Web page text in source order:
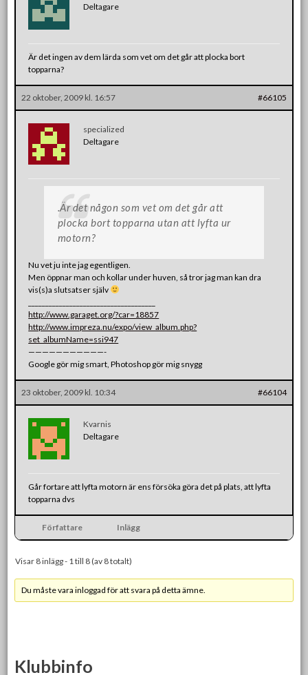
Deltagare
Är det ingen av dem lärda som vet om det går att plocka bort
topparna?
22 oktober, 2009 kl. 16:57 #66105
specialized
Deltagare
.Är det någon som vet om det går att
plocka bort topparna utan att lyfta ur
motorn?
Nu vet ju inte jag egentligen.
Men öppnar man och kollar under huven, så tror jag man kan dra
vis(s)a slutsatser själv
http://www.garaget.org/?car=18857
http://www.impreza.nu/expo/view_album.php?
set_albumName=ssi947
———————————-
Google gör mig smart, Photoshop gör mig snygg
23 oktober, 2009 kl. 10:34 #66104
Kvarnis
Deltagare
Går fortare att lyfta motorn är ens försöka göra det på plats, att lyfta
topparna dvs
Författare Inlägg
Visar 8 inlägg - 1 till 8 (av 8 totalt)
Du måste vara inloggad för att svara på detta ämne.
Klubbinfo